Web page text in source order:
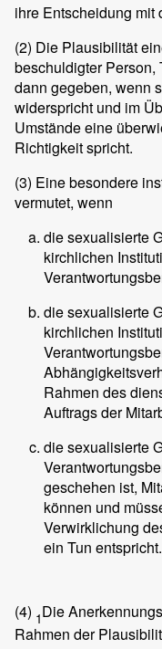
ihre Entscheidung mit
(2) Die Plausibilität
beschuldigter Person,
dann gegeben, wenn
widerspricht und im
Umstände eine
Richtigkeit spricht.
(3) Eine besondere
vermutet, wenn
die sexualisierte
kirchlichen
die sexualisierte
kirchlichen
Rahmen des
Auftrags der
die sexualisierte
geschehen ist,
können und
Verwirklichung
ein Tun entspricht.
(4) 1Die
Rahmen der